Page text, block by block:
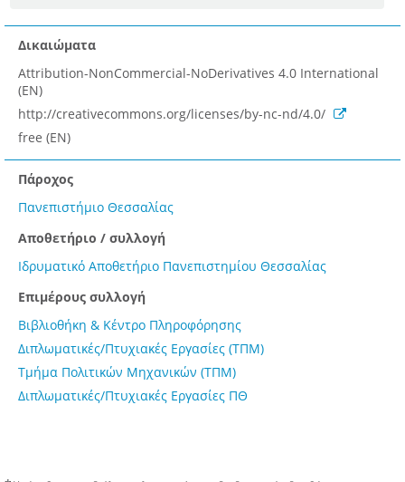
Δικαιώματα
Attribution-NonCommercial-NoDerivatives 4.0 International
(EN)
http://creativecommons.org/licenses/by-nc-nd/4.0/
free (EN)
Πάροχος
Πανεπιστήμιο Θεσσαλίας
Αποθετήριο / συλλογή
Ιδρυματικό Αποθετήριο Πανεπιστημίου Θεσσαλίας
Επιμέρους συλλογή
Βιβλιοθήκη & Κέντρο Πληροφόρησης
Διπλωματικές/Πτυχιακές Εργασίες (ΤΠΜ)
Τμήμα Πολιτικών Μηχανικών (ΤΠΜ)
Διπλωματικές/Πτυχιακές Εργασίες ΠΘ